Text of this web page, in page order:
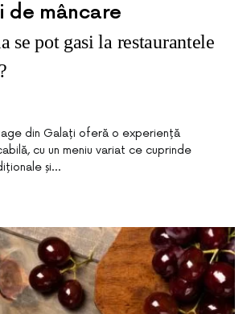
de mâncare
se pot gasi la restaurantele
din Galați oferă o experiență
cu un meniu variat ce cuprinde
și…